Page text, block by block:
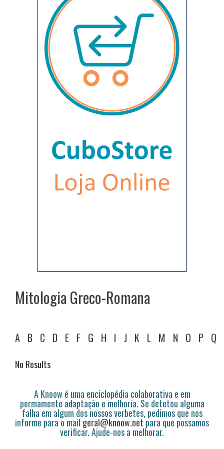
Mitologia Greco-Romana
A B C D E F G H I J K L M N O P Q
No Results
A Knoow é uma enciclopédia colaborativa e em
permamente adaptação e melhoria. Se detetou alguma
falha em algum dos nossos verbetes, pedimos que nos
informe para o mail geral@knoow.netpara que possamos
verificar. Ajude-nos a melhorar.